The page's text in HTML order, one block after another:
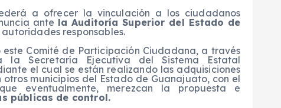
a ofrecer la vinculación a los ciudadanos
ante la Auditoría Superior del Estado de
responsables.
Comité de Participación Ciudadana, a través
la Secretaría Ejecutiva del Sistema Estatal
el cual se están realizando las adquisiciones
municipios del Estado de Guanajuato, con el
eventualmente, merezcan la propuesta e
públicas de control.